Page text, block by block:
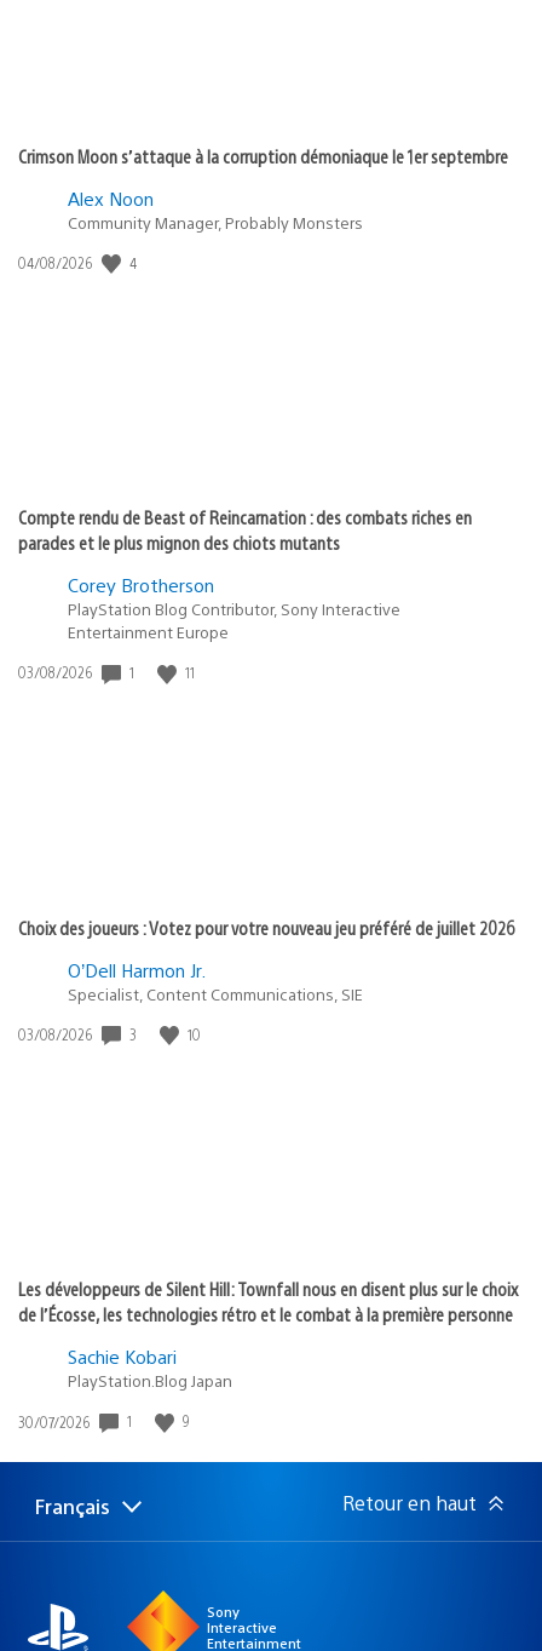
Crimson Moon s’attaque à la corruption démoniaque le 1er septembre
Alex Noon
Community Manager, Probably Monsters
Date
04/08/2026 4
Compte rendu de Beast of Reincarnation : des combats riches en
parades et le plus mignon des chiots mutants
Corey Brotherson
PlayStation Blog Contributor, Sony Interactive
Entertainment Europe
Date
03/08/2026 1 11
Choix des joueurs : Votez pour votre nouveau jeu préféré de juillet 2026
O’Dell Harmon Jr.
Specialist, Content Communications, SIE
Date
03/08/2026 3 10
Les développeurs de Silent Hill: Townfall nous en disent plus sur le choix
de l’Écosse, les technologies rétro et le combat à la première personne
Sachie Kobari
PlayStation.Blog Japan
Date
publication
30/07/2026 1 9
Choisir
Région
Français Retour en haut
Sony
Interactive
Entertainment